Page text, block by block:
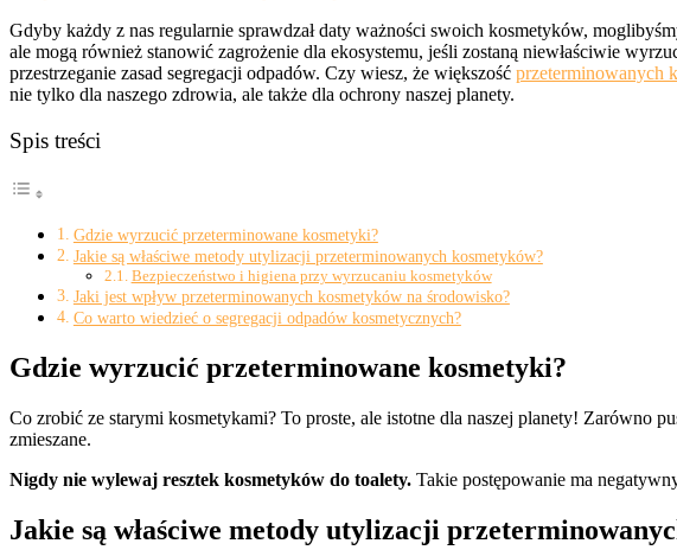
Gdyby każdy z nas regularnie sprawdzał daty ważności swoich kosmetyków,
ale mogą również stanowić zagrożenie dla ekosystemu, jeśli zostaną niewłaściwie
przestrzeganie zasad segregacji odpadów. Czy wiesz, że większość przeterminowanych
nie tylko dla naszego zdrowia, ale także dla ochrony naszej planety.
Spis treści
Gdzie wyrzucić przeterminowane kosmetyki?
Jakie są właściwe metody utylizacji przeterminowanych kosmetyków?
Bezpieczeństwo i higiena przy wyrzucaniu kosmetyków
Jaki jest wpływ przeterminowanych kosmetyków na środowisko?
Co warto wiedzieć o segregacji odpadów kosmetycznych?
Gdzie wyrzucić przeterminowane kosmetyki?
Co zrobić ze starymi kosmetykami? To proste, ale istotne dla naszej planety! Zarówno
zmieszane.
Nigdy nie wylewaj resztek kosmetyków do toalety. Takie postępowanie ma
Jakie są właściwe metody utylizacji